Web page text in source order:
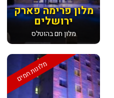
מלון פרימה פארק
ירושלים
מלון חם בהוטלס
מלונות חמים